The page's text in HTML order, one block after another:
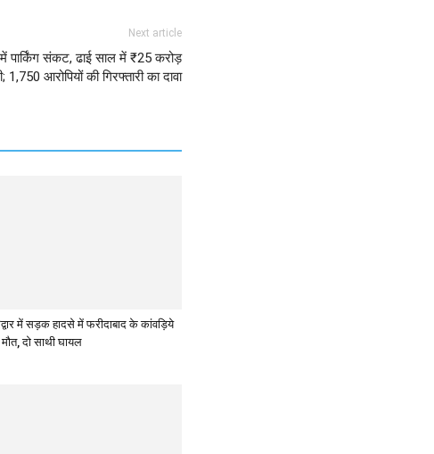
Next article
में पार्किंग संकट, ढाई साल में ₹25 करोड़
1,750 आरोपियों की गिरफ्तारी का दावा
में सड़क हादसे में फरीदाबाद के कांवड़िये
दो साथी घायल